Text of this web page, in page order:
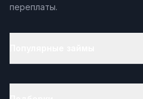
переплаты.